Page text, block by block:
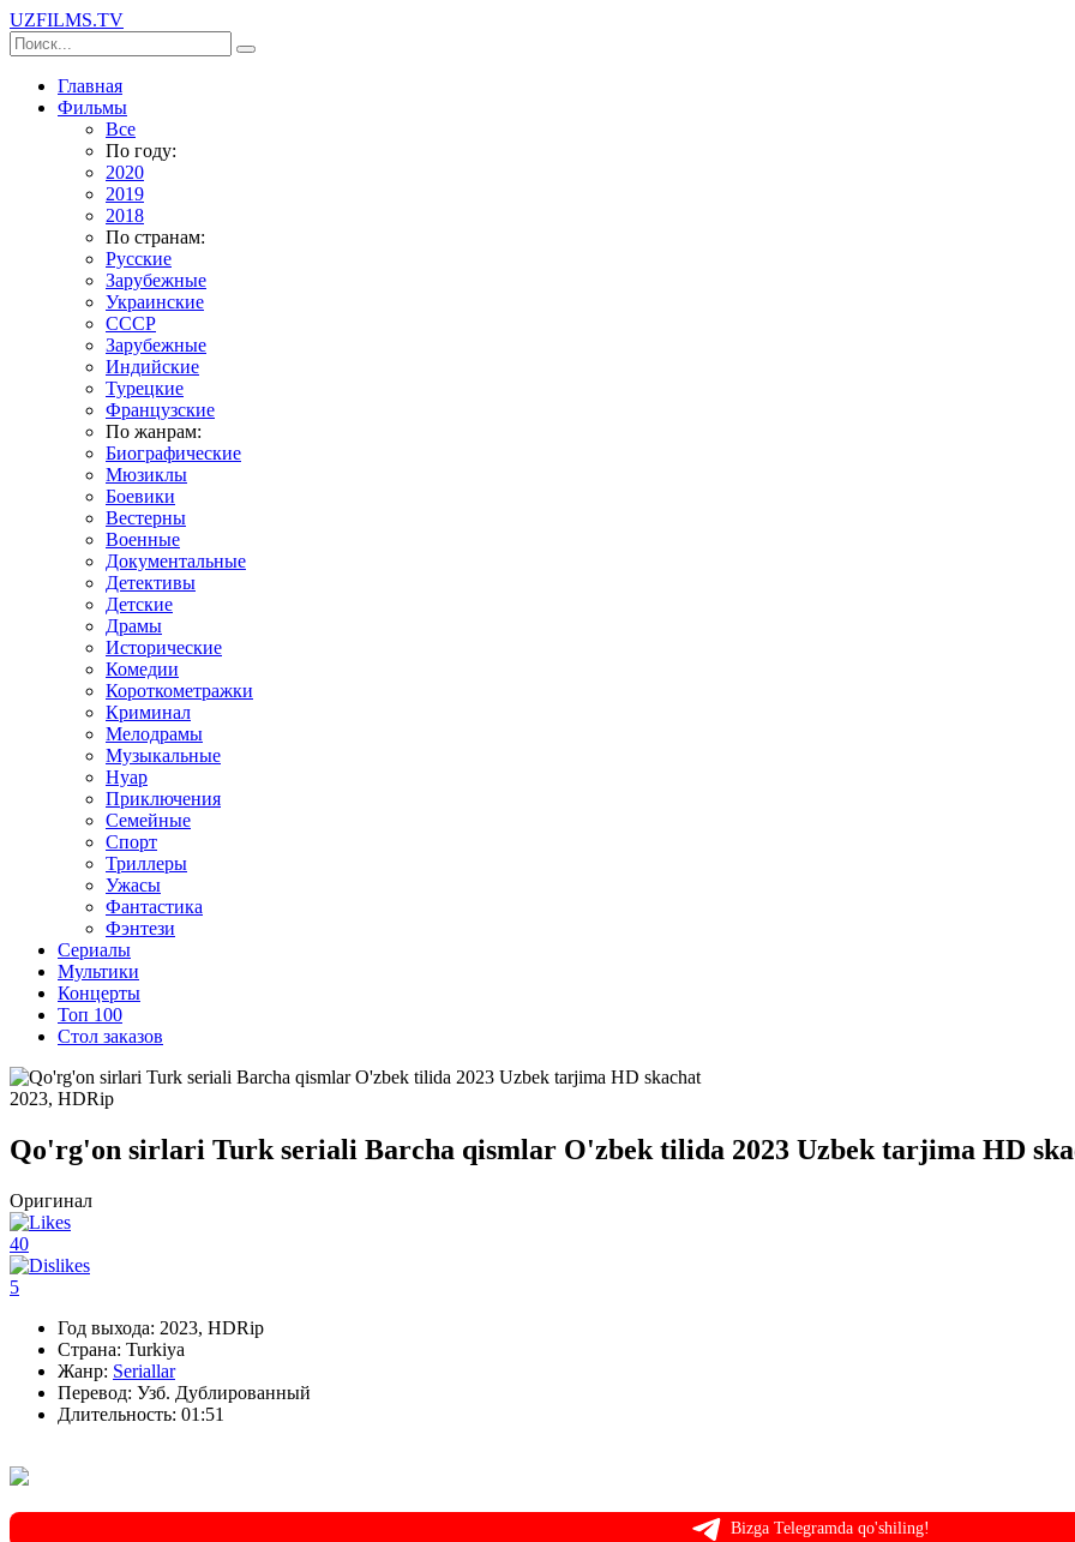
UZFILMS.TV
Главная
Фильмы
Все
По году:
2020
2019
2018
По странам:
Русские
Зарубежные
Украинские
СССР
Зарубежные
Индийские
Турецкие
Французские
По жанрам:
Биографические
Мюзиклы
Боевики
Вестерны
Военные
Документальные
Детективы
Детские
Драмы
Исторические
Комедии
Короткометражки
Криминал
Мелодрамы
Музыкальные
Нуар
Приключения
Семейные
Спорт
Триллеры
Ужасы
Фантастика
Фэнтези
Сериалы
Мультики
Концерты
Топ 100
Стол заказов
2023, HDRip
Qo'rg'on sirlari Turk seriali Barcha qismlar O'zbek tilida 2023 Uzbek tarjima HD
Оригинал
40
5
Год выхода: 2023, HDRip
Страна: Turkiya
Жанр: Seriallar
Перевод: Узб. Дублированный
Длительность: 01:51
Bizga Telegramda qo'shiling!